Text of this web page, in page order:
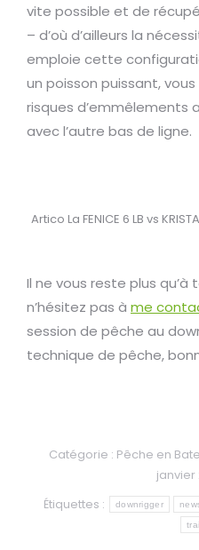
vite possible et de
– d’où d’ailleurs la
emploie cette
un poisson puissant,
risques d’emmêlements
avec l’autre bas de ligne.
Artico La FENICE 6 LB vs
Il ne vous reste plus
n’hésitez pas à me
session de pêche au
technique de pêche,
Catégorie : Pêche en
janvier
Étiquettes :
downrigger